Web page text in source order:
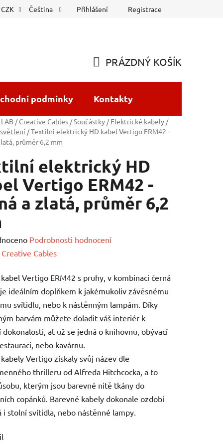
CZK Čeština Přihlášení Registrace
KOŠÍK
PRÁZDNÝ KOŠÍK
podmínky Kontakty
/ Creative Cables /Součástky / Elektrické kabely /
/Textilní elektrický HD kabel Vertigo ERM42 -
průměr 6,2 mm
elektrický HD
Vertigo ERM42 -
a zlatá, průměr 6,2
Podrobnosti hodnocení
Creative Cables
Vertigo ERM42 s pruhy, v kombinaci černá
ideálním doplňkem k jakémukoliv závěsnému
svítidlu, nebo k nástěnným lampám. Díky
barvám můžete doladit váš interiér k
dokonalosti, ať už se jedná o knihovnu, obývací
nebo kavárnu.
Vertigo získaly svůj název dle
thrilleru od Alfreda Hitchcocka, a to
kterým jsou barevné nitě tkány do
copánků. Barevné kabely dokonale ozdobí
i stolní svítidla, nebo nástěnné lampy.